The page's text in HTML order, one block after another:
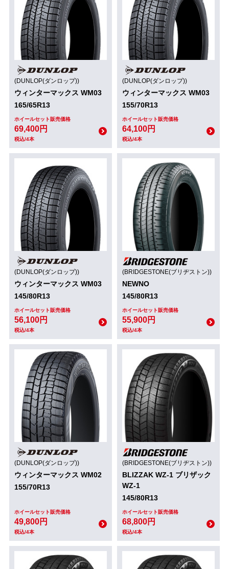
(DUNLOP(ダンロップ))
ウィンターマックス WM03
165/65R13
ホイールセット販売価格
69,400円
税込/4本
(DUNLOP(ダンロップ))
ウィンターマックス WM03
155/70R13
ホイールセット販売価格
64,100円
税込/4本
(DUNLOP(ダンロップ))
ウィンターマックス WM03
145/80R13
ホイールセット販売価格
56,100円
税込/4本
(BRIDGESTONE(ブリヂストン))
NEWNO
145/80R13
ホイールセット販売価格
55,900円
税込/4本
(DUNLOP(ダンロップ))
ウィンターマックス WM02
155/70R13
ホイールセット販売価格
49,800円
税込/4本
(BRIDGESTONE(ブリヂストン))
BLIZZAK WZ-1 ブリザック
WZ-1
145/80R13
ホイールセット販売価格
68,800円
税込/4本